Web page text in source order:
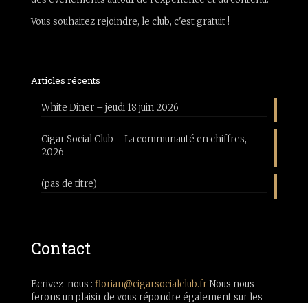
Vous souhaitez rejoindre, le club, c'est gratuit !
Articles récents
White Diner – jeudi 18 juin 2026
Cigar Social Club – La communauté en chiffres,
2026
(pas de titre)
Contact
Ecrivez-nous : florian@cigarsocialclub.frNous nous
ferons un plaisir de vous répondre également sur les